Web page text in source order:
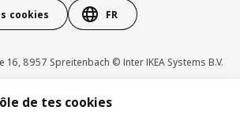
cookies FR
16, 8957 Spreitenbach © Inter IKEA Systems B.V.
de tes cookies